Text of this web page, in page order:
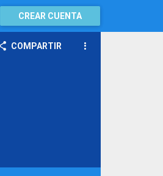
CREAR CUENTA
COMPARTIR